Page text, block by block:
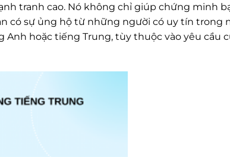
tranh cao. Nó không chỉ giúp chứng minh
có sự ủng hộ từ những người có uy tín trong
hoặc tiếng Trung, tùy thuộc vào yêu cầu